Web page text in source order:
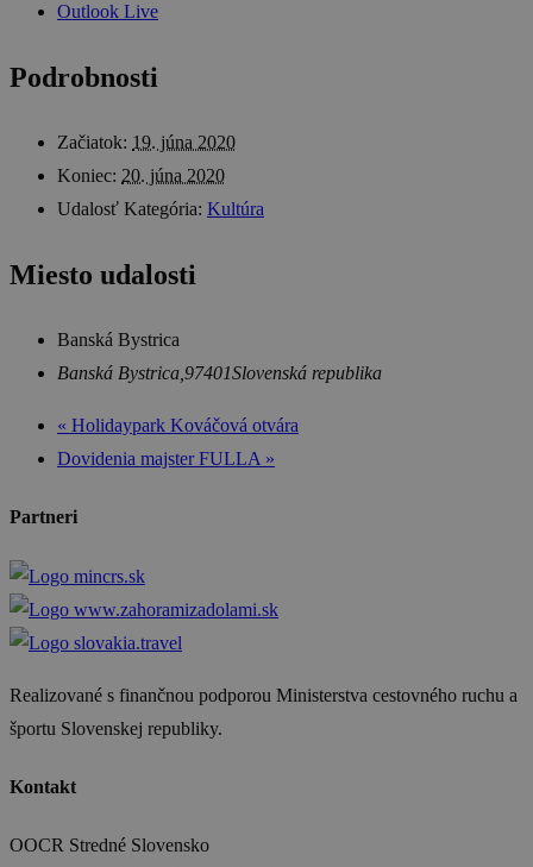
Outlook Live
Podrobnosti
Začiatok: 19. júna 2020
Koniec: 20. júna 2020
Udalosť Kategória: Kultúra
Miesto udalosti
Banská Bystrica
Banská Bystrica 97401Slovenská republika
« Holidaypark Kováčová otvára
Dovidenia majster FULLA »
Partneri
Realizované s finančnou podporou Ministerstva cestovného ruchu a
športu Slovenskej republiky.
Kontakt
OOCR Stredné Slovensko